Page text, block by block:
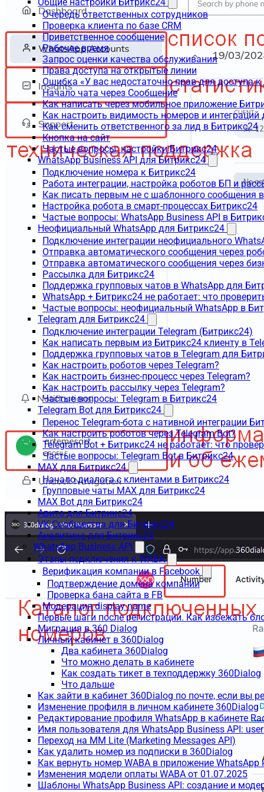
Очередь ответственных сотрудников
Проверка клиента по базе CRM
Приветственное сообщение
Рабочее время
Запрос оценки качества обслуживания
Права доступа на открытые линии
Ошибка «У вас недостаточно прав для доступа
Начало чата через Сообщение
Как написать через мобильное приложение
Как настроить видимость номеров и
Как сменить ответственного за лид в Битрикс24
Кнопка на сайт
Частые вопросы: настройки Битрикс24
WhatsApp Business API для Битрикс24
Подключение номера к Битрикс24
Работа интеграции, настройка роботов БП и
Как писать первым не с шаблонного сообщения
Настройка робота в смарт-процессах Битрикс24
Частые вопросы: WhatsApp Business API в
Неофициальный WhatsApp для Битрикс24
Подключение интеграции неофициального
Отправка автоматического сообщения через
Отправка автоматического сообщения через
Рассылка для Битрикс24
Поддержка групповых чатов в WhatsApp для
WhatsApp + Битрикс24 не работает: что
Частые вопросы: неофициальный WhatsApp в
Telegram для Битрикс24
Подключение интеграции Telegram (Битрикс24)
Как написать первым из Битрикс24 клиенту в
Поддержка групповых чатов в Telegram для
Как настроить роботов через Telegram?
Как настроить бизнес-процесс через Telegram?
Как настроить рассылку через Telegram?
Частые вопросы: Telegram в Битрикс24
Telegram Bot для Битрикс24
Перенос Telegram-бота с нативной интеграции
Как настроить роботов через Telegram Bot?
Telegram Bot + Битрикс24 не работает: что
Частые вопросы: Telegram Bot в Битрикс24
MAX для Битрикс24
Начало диалога с клиентами в Битрикс24
Групповые чаты MAX для Битрикс24
MAX Bot для Битрикс24
Авито для Битрикс24
VK Сообщества для Битрикс24
Аналитика для Битрикс24
WhatsApp Business API
Этапы подключения к WABA
Верификация компании в Facebook
Подтверждение домена компании
Проверка бана сайта в FB
Модерация display name
Первые шаги после регистрации. Как избежать
Миграция в 360 Dialog
Личный кабинет в 360Dialog
Два кабинета 360Dialog
Что можно делать в кабинете
Как создать тикет в техподдержку 360Dialog
Что дальше
Как зайти в кабинет 360Dialog по почте, если вы
Изменение профиля в личном кабинете 360Dialog
Редактирование профиля WhatsApp в кабинете
Имя пользователя для WhatsApp Business API:
Переход на MM Lite (Marketing Messages API)
Как удалить номер из подписки в 360Dialog
Как вернуть номер WABA в приложение WhatsApp
Изменения модели оплаты WABA от 01.07.2025
Шаблоны WhatsApp Business API: создание и